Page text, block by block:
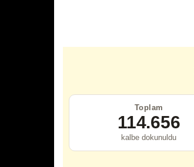
Toplam
114.656
kalbe dokunuldu